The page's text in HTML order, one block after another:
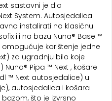
sastavni je dio
System. Autosjedalica
instalirati na klasičnu
ili na bazu Nuna® Base ™
omogućuje korištenje jedne
za ugradnju bilo koje
Pipa ™ Next , košare
™ Next autosjedalice) u
autosjedalica i košara
što je izvrsno